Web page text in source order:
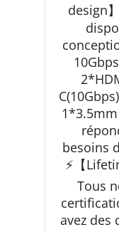
design
besoins
⚡【
Tous
avez des